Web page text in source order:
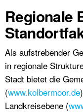
Regionale
Als aufstrebender
in regionale
Stadt bietet die
(www.kolbermoor.de
Landkreisebene (